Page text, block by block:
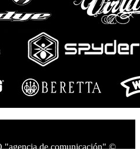
"agencia de comunicación" ©